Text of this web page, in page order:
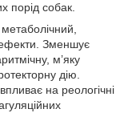
порід собак.
ефекти. Зменшує
м’яку
дію.
на реологічні